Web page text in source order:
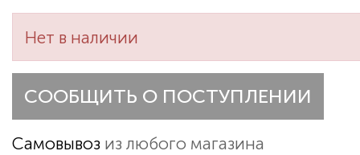
Нет в наличии
СООБЩИТЬ О ПОСТУПЛЕНИИ
Самовывоз из любого магазина